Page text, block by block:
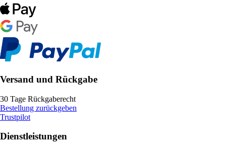
Versand und Rückgabe
30 Tage Rückgaberecht
Bestellung zurückgeben
Trustpilot
Dienstleistungen